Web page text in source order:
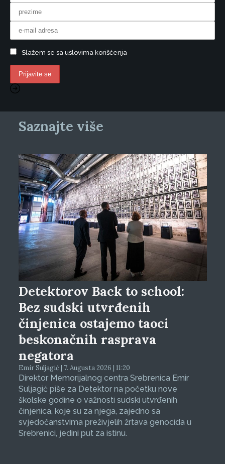
Slažem se sa uslovima korišćenja
Saznajte više
Detektorov Back to school:
Bez sudski utvrđenih
činjenica ostajemo taoci
beskonačnih rasprava
negatora
Emir Suljagić | 7. Augusta 2026 | 11:20
Direktor Memorijalnog centra Srebrenica Emir
Suljagić piše za Detektor na početku nove
školske godine o važnosti sudski utvrđenih
činjenica, koje su za njega, zajedno sa
svjedočanstvima preživjelih žrtava genocida u
Srebrenici, jedini put za istinu.